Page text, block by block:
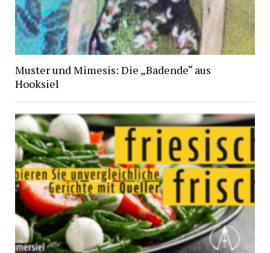
Muster und Mimesis: Die „Badende“ aus
Hooksiel